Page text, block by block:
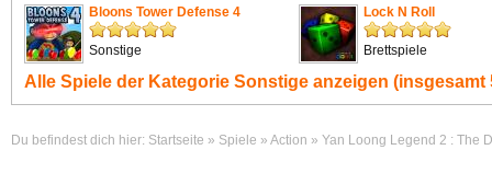
Bloons Tower Defense 4
Sonstige
Lock N Roll
Brettspiele
Alle Spiele der Kategorie Sonstige anzeigen (insgesamt
Du befindest dich hier: Startseite » Spiele » Action » Yan Loong Legend 2 : The